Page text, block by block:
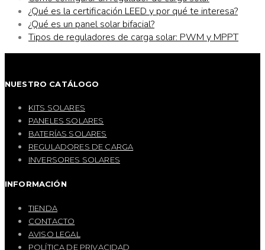
¿Qué es la certificación LEED y por qué te interesa?
¿Qué es un panel solar bifacial?
Tipos de reguladores de carga solar: PWM y MPPT
NUESTRO CATÁLOGO
KITS SOLARES
PANELES SOLARES
BATERÍAS SOLARES
REGULADORES DE CARGA
INVERSORES SOLARES
INFORMACIÓN
TIENDA
CONTACTO
AVISO LEGAL
POLÍTICA DE PRIVACIDAD